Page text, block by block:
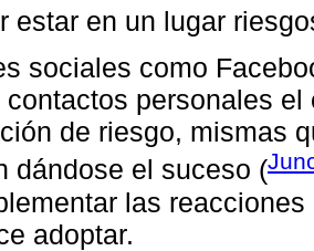
estar en un lugar
sociales como
contactos personales
de riesgo, mismas
dándose el suceso (
las
adoptar.